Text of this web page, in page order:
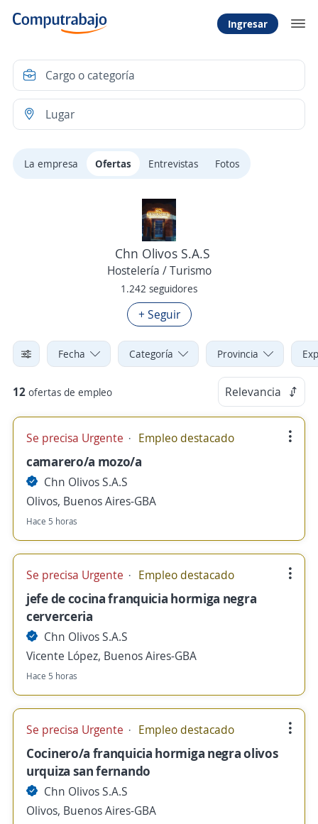
Ingresar
La empresa Ofertas Entrevistas Fotos
Chn Olivos S.A.S
Hostelería / Turismo
1.242 seguidores
+ Seguir
Fecha Categoría Provincia
12 ofertas de empleo Relevancia
Se precisa Urgente Empleo destacado
camarero/a mozo/a
Chn Olivos S.A.S
Olivos, Buenos Aires-GBA
Hace 5 horas
Se precisa Urgente Empleo destacado
jefe de cocina franquicia hormiga negra
cerverceria
Chn Olivos S.A.S
Vicente López, Buenos Aires-GBA
Hace 5 horas
Se precisa Urgente Empleo destacado
Cocinero/a franquicia hormiga negra olivos
urquiza san fernando
Chn Olivos S.A.S
Olivos, Buenos Aires-GBA